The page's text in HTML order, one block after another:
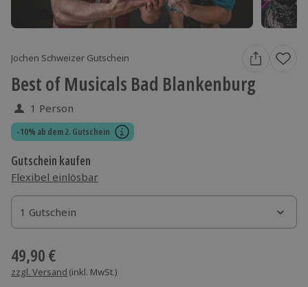
Jochen Schweizer Gutschein
Best of Musicals Bad Blankenburg
1 Person
-10% ab dem 2. Gutschein
Gutschein kaufen
Flexibel einlösbar
1 Gutschein
1 Gutschein
1 Gutschein
49,90 €
zzgl. Versand (inkl. MwSt.)